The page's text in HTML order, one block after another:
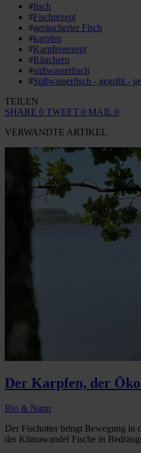
#fisch
#Fischrezept
#geräucherter Fisch
#karpfen
#Karpfenrezept
#Räuchern
#süßwasserfisch
#Süßwasserfisch - gegrillt -
TEILEN
SHARE 0 TWEET 0 MAIL 0
VERWANDTE ARTIKEL
Der Karpfen, der
Bio & Natur
Der Fischotter bringt Bewegung in
der Klimawandel Fische in